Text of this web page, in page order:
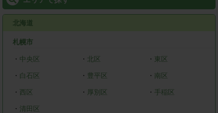
北海道
札幌市
・ 中央区 ・ 北区 ・ 東区
・ 白石区 ・ 豊平区 ・ 南区
・ 西区 ・ 厚別区 ・ 手稲区
・ 清田区